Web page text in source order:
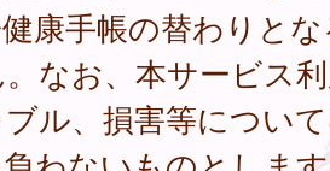
康手帳の替わりと
なお、本サービス
ル、損害等につい